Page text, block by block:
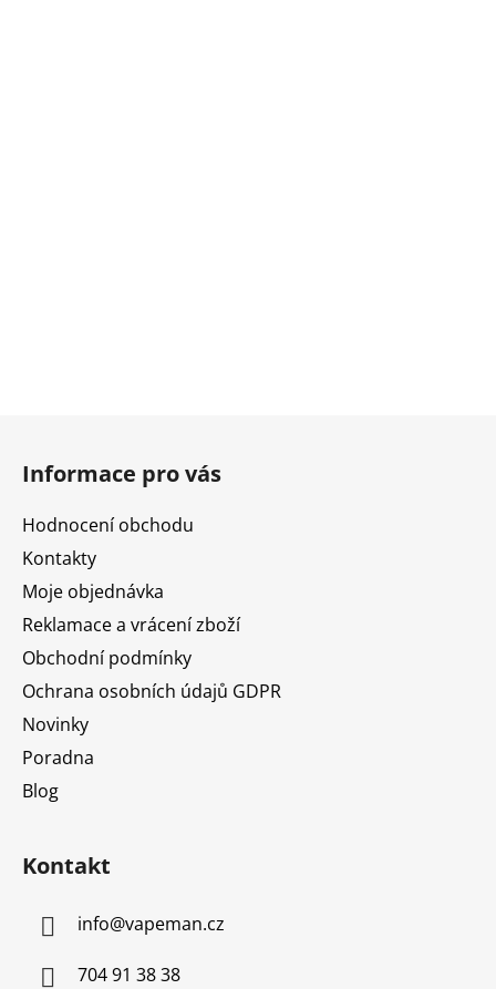
Informace pro vás
Hodnocení obchodu
Kontakty
Moje objednávka
Reklamace a vrácení zboží
Obchodní podmínky
Ochrana osobních údajů GDPR
Novinky
Poradna
Blog
Kontakt
info@vapeman.cz
704 91 38 38